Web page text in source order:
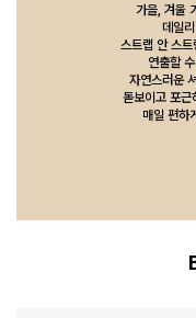
가을, 겨울
데일
스트랩 안 스
연출할
자연스러운
돋보이고 포근
매일 편하